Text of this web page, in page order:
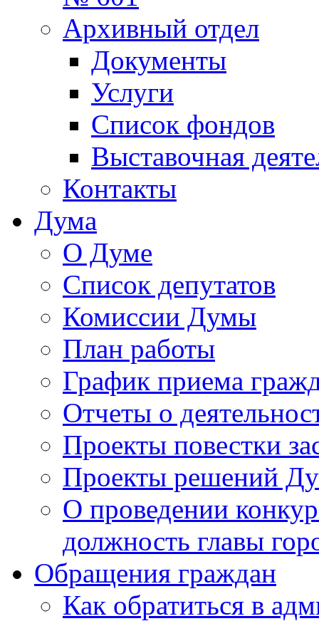
Архивный отдел
Документы
Услуги
Список фондов
Выставочная
Контакты
Дума
О Думе
Список депутатов
Комиссии Думы
План работы
График приема
Отчеты о
Проекты повестки
Проекты решений
О проведении
должность главы
Обращения граждан
Как обратиться в